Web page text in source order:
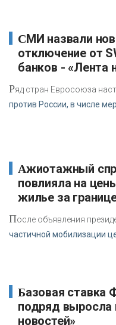
СМИ назвали нового кандидата на
отключение от
банков - «Лента
Ряд стран Евросоюза
против России, в числе
Ажиотажный спрос: как мобилизация
повлияла на
жилье за
После объявления
частичной мобилизации
Базовая ставка ФРС США в третий раз
подряд выросла
новостей»